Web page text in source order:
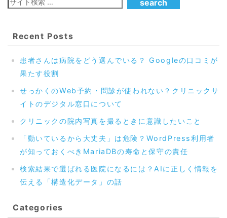
Recent Posts
患者さんは病院をどう選んでいる？ Googleの口コミが
果たす役割
せっかくのWeb予約・問診が使われない？クリニックサ
イトのデジタル窓口について
クリニックの院内写真を撮るときに意識したいこと
「動いているから大丈夫」は危険？WordPress利用者
が知っておくべきMariaDBの寿命と保守の責任
検索結果で選ばれる医院になるには？AIに正しく情報を
伝える「構造化データ」の話
Categories